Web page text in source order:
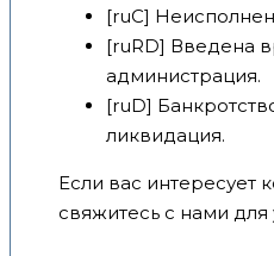
[ruC]
[ruRD] Введена
администрация.
[ruD]
ликвидация.
Если вас интересует
свяжитесь с нами для